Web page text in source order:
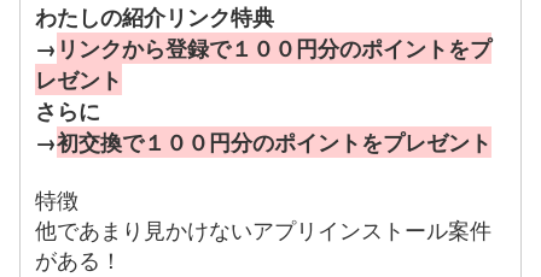
わたしの紹介リンク特典
→ リンクから登録で１００円分のポイントをプ
レゼント
さらに
→初交換で１００円分のポイントをプレゼント
特徴
他であまり見かけないアプリインストール案件
がある！